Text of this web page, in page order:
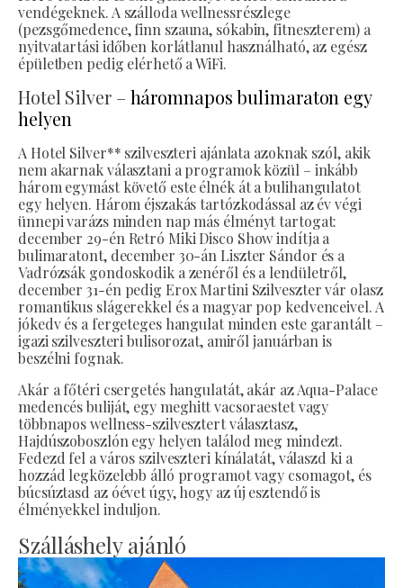
vendégeknek. A szálloda wellnessrészlege
(pezsgőmedence, finn szauna, sókabin, fitneszterem) a
nyitvatartási időben korlátlanul használható, az egész
épületben pedig elérhető a WiFi.
Hotel Silver –háromnapos bulimaraton egy
helyen
A Hotel Silver** szilveszteri ajánlata azoknak szól, akik
nem akarnak választani a programok közül – inkább
három egymást követő este élnék át a bulihangulatot
egy helyen. Három éjszakás tartózkodással az év végi
ünnepi varázs minden nap más élményt tartogat:
december 29-én Retró Miki Disco Show indítja a
bulimaratont, december 30-án Liszter Sándor és a
Vadrózsák gondoskodik a zenéről és a lendületről,
december 31-én pedig Erox Martini Szilveszter vár olasz
romantikus slágerekkel és a magyar pop kedvenceivel. A
jókedv és a fergeteges hangulat minden este garantált –
igazi szilveszteri bulisorozat, amiről januárban is
beszélni fognak.
Akár a főtéri csergetés hangulatát, akár az Aqua-Palace
medencés buliját, egy meghitt vacsoraestet vagy
többnapos wellness-szilvesztert választasz,
Hajdúszoboszlón egy helyen találod meg mindezt.
Fedezd fel a város szilveszteri kínálatát, válaszd ki a
hozzád legközelebb álló programot vagy csomagot, és
búcsúztasd az óévet úgy, hogy az új esztendő is
élményekkel induljon.
Szálláshely ajánló